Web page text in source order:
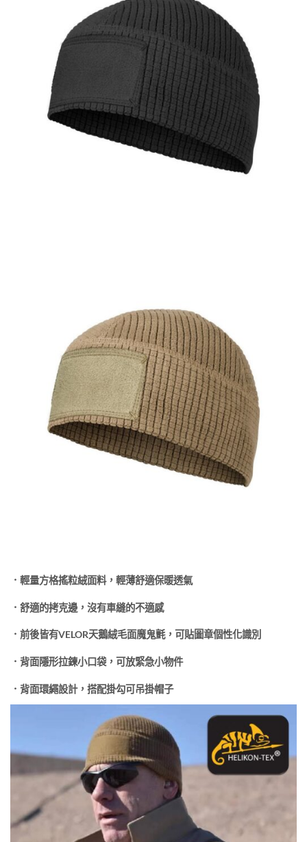
．輕量方格搖粒絨面料，輕薄舒適保暖透氣
．舒適的拷克邊，沒有車縫的不適感
．前後皆有VELOR天鵝絨毛面魔鬼氈，可貼圖章個性化識別
．背面隱形拉鍊小口袋，可放緊急小物件
．背面環繩設計，搭配掛勾可吊掛帽子